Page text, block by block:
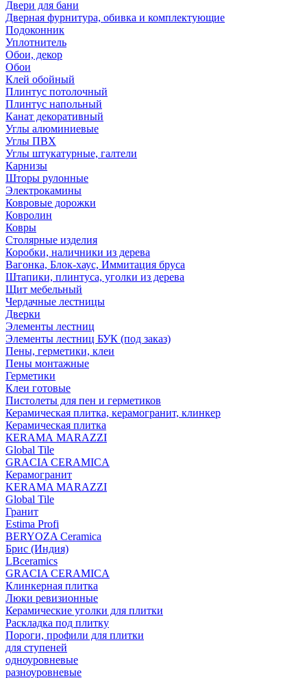
Двери для бани
Дверная фурнитура, обивка и комплектующие
Подоконник
Уплотнитель
Обои, декор
Обои
Клей обойный
Плинтус потолочный
Плинтус напольный
Канат декоративный
Углы алюминиевые
Углы ПВХ
Углы штукатурные, галтели
Карнизы
Шторы рулонные
Электрокамины
Ковровые дорожки
Ковролин
Ковры
Столярные изделия
Коробки, наличники из дерева
Вагонка, Блок-хаус, Иммитация бруса
Штапики, плинтуса, уголки из дерева
Щит мебельный
Чердачные лестницы
Дверки
Элементы лестниц
Элементы лестниц БУК (под заказ)
Пены, герметики, клеи
Пены монтажные
Герметики
Клеи готовые
Пистолеты для пен и герметиков
Керамическая плитка, керамогранит, клинкер
Керамическая плитка
КЕRАМА MARAZZI
Global Tile
GRACIA CERAMICA
Керамогранит
KERAMA MARAZZI
Global Tile
Гранит
Estima Profi
BERYOZA Ceramica
Брис (Индия)
LBceramics
GRACIA CERAMICA
Клинкерная плитка
Люки ревизионные
Керамические уголки для плитки
Раскладка под плитку
Пороги, профили для плитки
для ступеней
одноуровневые
разноуровневые